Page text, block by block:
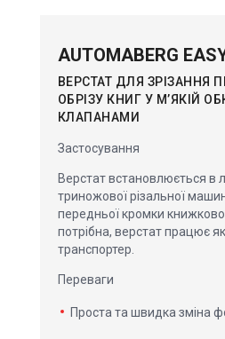
AUTOMABERG
ВЕРСТАТ ДЛЯ ЗРІЗАННЯ
ОБРІЗУ КНИГ У М’ЯКІЙ
КЛАПАНАМИ
Застосування
Верстат встановлюється в
триножової різальної
передньої кромки
потрібна, верстат працює
транспортер.
Переваги
Проста та швидка зміна